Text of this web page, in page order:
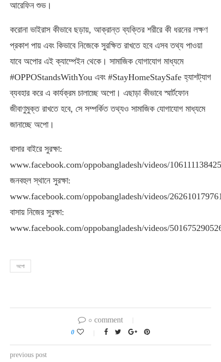
আরেফিন শুভ।
করোনা ভাইরাস কীভাবে ছড়ায়, আক্রান্ত ব্যক্তির শরীরে কী ধরনের লক্ষণ
প্রকাশ পায় এবং কিভাবে নিজেকে সুরক্ষিত রাখতে হবে এসব তথ্য পাওয়া
যাবে অপোর এই ক্যাম্পেইন থেকে। সামাজিক যোগাযোগ মাধ্যমে
#OPPOStandsWithYou এবং #StayHomeStaySafe হ্যাশট্যাগ
ব্যবহার করে এ কার্যক্রম চালাচ্ছে অপো। এছাড়া কীভাবে স্মার্টফোন
জীবাণুমুক্ত রাখতে হবে, সে সম্পর্কিত তথ্যও সামাজিক যোগাযোগ মাধ্যমে
জানাচ্ছে অপো।
বাসার বাইরে সুরক্ষা:
www.facebook.com/oppobangladesh/videos/
জনবহুল স্থানে সুরক্ষা:
www.facebook.com/oppobangladesh/videos/
বাসায় নিজের সুরক্ষা:
www.facebook.com/oppobangladesh/videos/
অপো
০ comment
0
previous post